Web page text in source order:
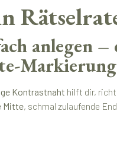
anlegen
Markierung
Kontrastnaht hilft dir,
Mitte, schmal zulaufende